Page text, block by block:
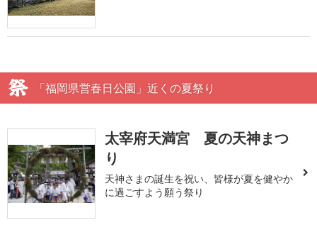
「福岡県営春日公園」近くの夏祭り
太宰府天満宮 夏の天神まつ
り
天神さまの誕生を祝い、皆様が夏を健やか
に過ごすよう願う祭り